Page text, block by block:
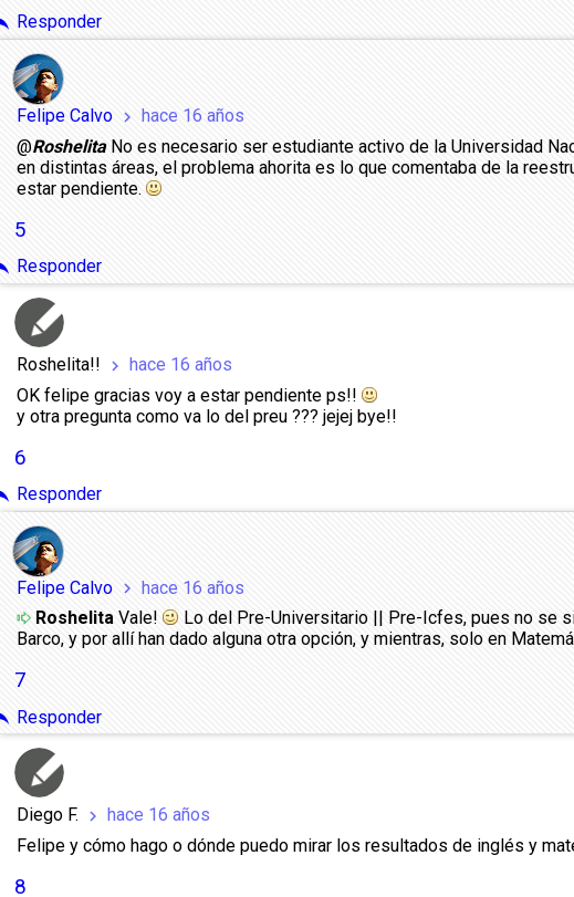
Responder
Felipe Calvo chevron_right hace 16 años
@RoshelitaNo es necesario ser estudiante activo de la Universidad
en distintas áreas, el problema ahorita es lo que comentaba de la
estar pendiente.
5
Responder
Roshelita!! chevron_right hace 16 años
OK felipe gracias voy a estar pendiente ps!!
y otra pregunta como va lo del preu ??? jejej bye!!
6
Responder
Felipe Calvo chevron_right hace 16 años
Roshelita Vale! Lo del Pre-Universitario || Pre-Icfes, pues no se
Barco, y por allí han dado alguna otra opción, y mientras, solo en
7
Responder
Diego F. chevron_right
hace 16 años
Felipe y cómo hago o dónde puedo mirar los resultados de inglés y
8